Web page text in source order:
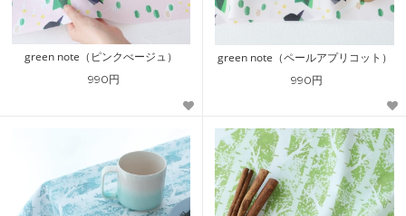
green note（ピンクべージュ）
990円
green note（ペールアプリコット）
990円